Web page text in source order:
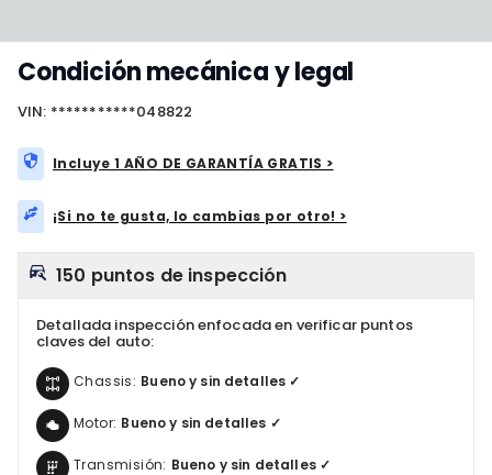
Condición mecánica y legal
VIN: ***********048822
Incluye 1 AÑO DE GARANTÍA GRATIS >
¡Si no te gusta, lo cambias por otro! >
150 puntos de inspección
Detallada inspección enfocada en verificar puntos
claves del auto:
Chassis: Bueno y sin detalles ✓
Motor: Bueno y sin detalles ✓
Transmisión: Bueno y sin detalles ✓